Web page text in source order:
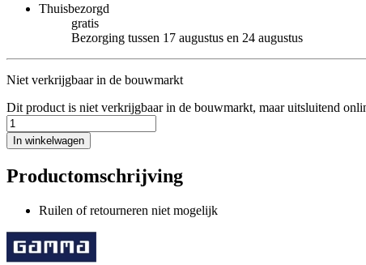
Thuisbezorgd
gratis
Bezorging tussen 17 augustus en 24 augustus
Niet verkrijgbaar in de bouwmarkt
Dit product is niet verkrijgbaar in de bouwmarkt, maar uitsluitend
In winkelwagen
Productomschrijving
Ruilen of retourneren niet mogelijk